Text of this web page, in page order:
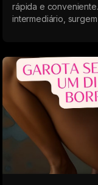
rápida e
intermediário,
sem restrições.